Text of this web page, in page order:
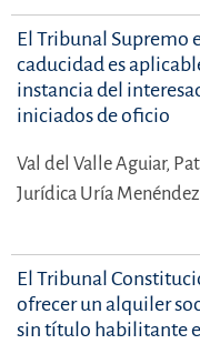
El Tribunal Supremo
caducidad es
instancia del
iniciados de oficio
Val del Valle Aguiar,
Jurídica Uría
El Tribunal
ofrecer un alquiler
sin título habilitante